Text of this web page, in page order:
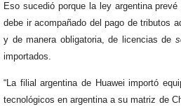
Eso sucedió porque la ley argentina
debe ir acompañado del pago de tributos
y de manera obligatoria, de licencias de
importados.
“La filial argentina de Huawei importó
tecnológicos en argentina a su matriz de